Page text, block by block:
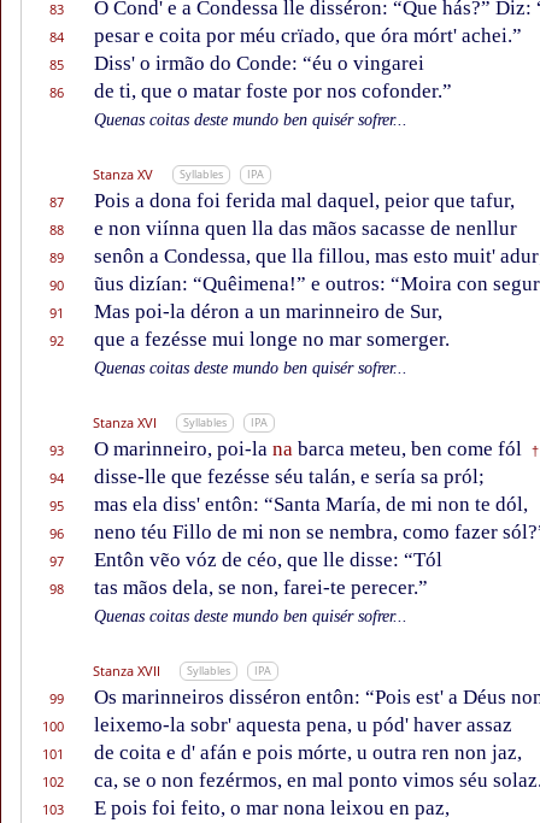
83 O Cond' e a Condessa lle disséron: “Que hás?” Diz:
84 pesar e coita por méu crïado, que óra mórt' achei.”
85 Diss' o irmão do Conde: “éu o vingarei
86 de ti, que o matar foste por nos cofonder.”
Quenas coitas deste mundo ben quisér sofrer...
Stanza XV Syllables IPA
87 Pois a dona foi ferida mal daquel, peior que tafur,
88 e non viínna quen lla das mãos sacasse de nenllur
89 senôn a Condessa, que lla fillou, mas esto muit'
90 ũus dizían: “Quêimena!” e outros: “Moira con
91 Mas poi-la déron a un marinneiro de Sur,
92 que a fezésse mui longe no mar somerger.
Quenas coitas deste mundo ben quisér sofrer...
Stanza XVI Syllables IPA
93 O marinneiro, poi-la na barca meteu, ben come fól †
94 disse-lle que fezésse séu talán, e sería sa pról;
95 mas ela diss' entôn: “Santa María, de mi non te dól,
96 neno téu Fillo de mi non se nembra, como fazer
97 Entôn vẽo vóz de céo, que lle disse: “Tól
98 tas mãos dela, se non, farei-te perecer.”
Quenas coitas deste mundo ben quisér sofrer...
Stanza XVII Syllables IPA
99 Os marinneiros disséron entôn: “Pois est' a Déus
100 leixemo-la sobr' aquesta pena, u pód' haver assaz
101 de coita e d' afán e pois mórte, u outra ren non jaz,
102 ca, se o non fezérmos, en mal ponto vimos séu
103 E pois foi feito, o mar nona leixou en paz,